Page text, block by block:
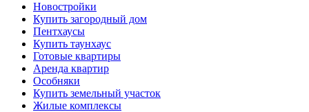
Новостройки
Купить загородный дом
Пентхаусы
Купить таунхаус
Готовые квартиры
Аренда квартир
Особняки
Купить земельный участок
Жилые комплексы